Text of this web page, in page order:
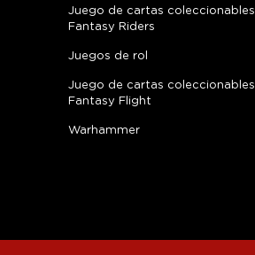
Juego de cartas coleccionables
Fantasy Riders
Juegos de rol
Juego de cartas coleccionables
Fantasy Flight
Warhammer